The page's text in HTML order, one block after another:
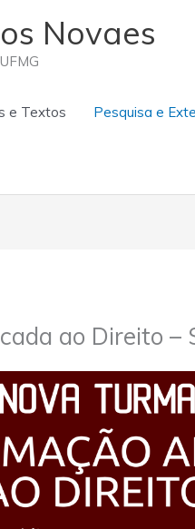
Novaes
e Textos Pesquisa e
ao Direito –